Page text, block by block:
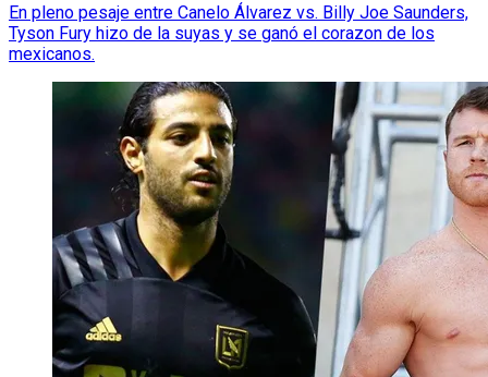
En pleno pesaje entre Canelo Álvarez vs. Billy Joe Saunders,
Tyson Fury hizo de la suyas y se ganó el corazon de los
mexicanos.